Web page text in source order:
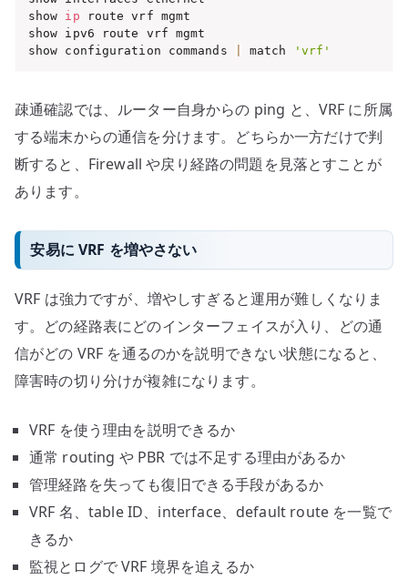
show ip route vrf mgmt
show ipv6 route vrf mgmt
show configuration commands
match 'vrf'
疎通確認では、ルーター自身からの ping と、VRF に所属
する端末からの通信を分けます。どちらか一方だけで判
断すると、Firewall や戻り経路の問題を見落とすことが
あります。
安易に VRF を増やさない
VRF は強力ですが、増やしすぎると運用が難しくなりま
す。どの経路表にどのインターフェイスが入り、どの通
信がどの VRF を通るのかを説明できない状態になると、
障害時の切り分けが複雑になります。
VRF を使う理由を説明できるか
通常 routing や PBR では不足する理由があるか
管理経路を失っても復旧できる手段があるか
VRF 名、table ID、interface、default route を一覧で
きるか
監視とログで VRF 境界を追えるか